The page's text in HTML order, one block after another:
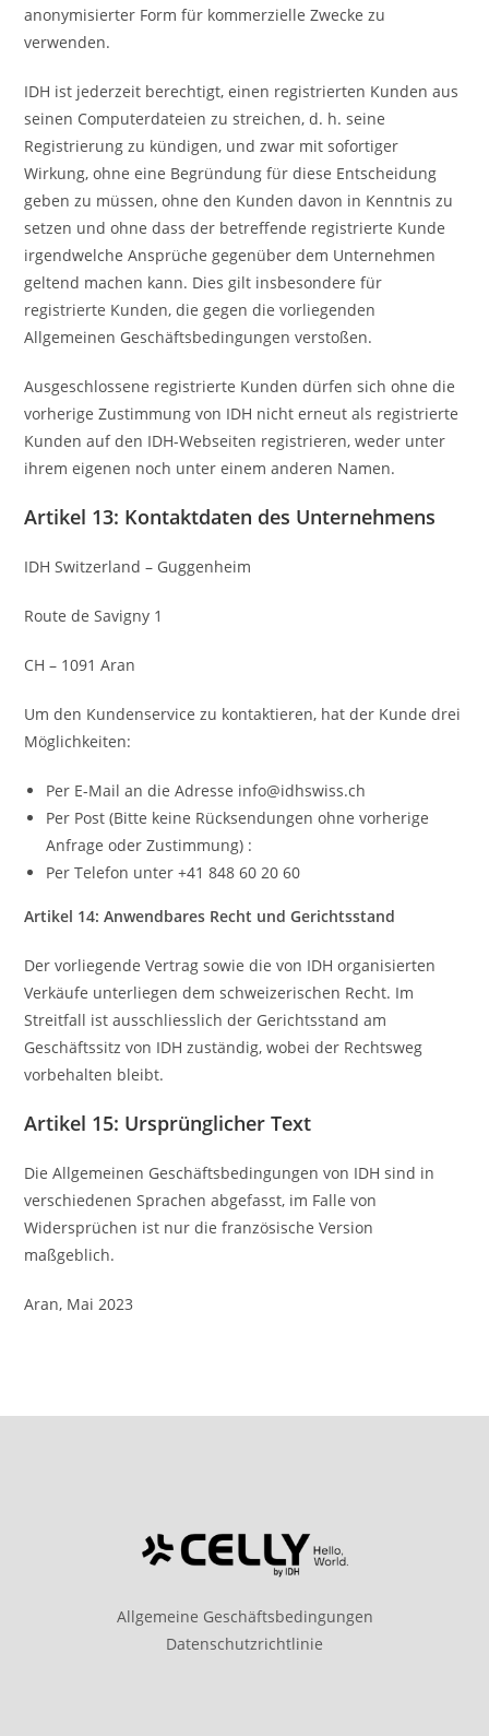
anonymisierter Form für kommerzielle Zwecke zu
verwenden.
IDH ist jederzeit berechtigt, einen registrierten Kunden aus
seinen Computerdateien zu streichen, d. h. seine
Registrierung zu kündigen, und zwar mit sofortiger
Wirkung, ohne eine Begründung für diese Entscheidung
geben zu müssen, ohne den Kunden davon in Kenntnis zu
setzen und ohne dass der betreffende registrierte Kunde
irgendwelche Ansprüche gegenüber dem Unternehmen
geltend machen kann. Dies gilt insbesondere für
registrierte Kunden, die gegen die vorliegenden
Allgemeinen Geschäftsbedingungen verstoßen.
Ausgeschlossene registrierte Kunden dürfen sich ohne die
vorherige Zustimmung von IDH nicht erneut als registrierte
Kunden auf den IDH-Webseiten registrieren, weder unter
ihrem eigenen noch unter einem anderen Namen.
Artikel 13: Kontaktdaten des Unternehmens
IDH Switzerland – Guggenheim
Route de Savigny 1
CH – 1091 Aran
Um den Kundenservice zu kontaktieren, hat der Kunde drei
Möglichkeiten:
Per E-Mail an die Adresse info@idhswiss.ch
Per Post (Bitte keine Rücksendungen ohne vorherige
Anfrage oder Zustimmung) :
Per Telefon unter +41 848 60 20 60
Artikel 14: Anwendbares Recht und Gerichtsstand
Der vorliegende Vertrag sowie die von IDH organisierten
Verkäufe unterliegen dem schweizerischen Recht. Im
Streitfall ist ausschliesslich der Gerichtsstand am
Geschäftssitz von IDH zuständig, wobei der Rechtsweg
vorbehalten bleibt.
Artikel 15: Ursprünglicher Text
Die Allgemeinen Geschäftsbedingungen von IDH sind in
verschiedenen Sprachen abgefasst, im Falle von
Widersprüchen ist nur die französische Version
maßgeblich.
Aran, Mai 2023
Allgemeine Geschäftsbedingungen
Datenschutzrichtlinie